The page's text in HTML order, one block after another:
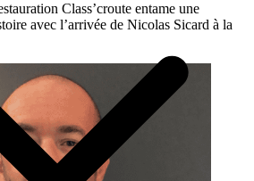
Class’croute entame une
avec l’arrivée de Nicolas Sicard à la